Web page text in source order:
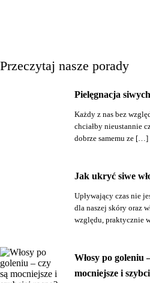
Przeczytaj nasze porady
Pielęgnacja
Każdy z nas bez
chciałby nieustannie
dobrze samemu ze […]
Jak ukryć siwe
Upływający czas nie
dla naszej skóry oraz
względu, praktycznie
Włosy po goleniu
mocniejsze i